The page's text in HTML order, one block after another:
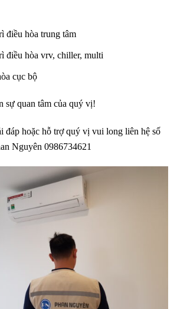
điều hòa trung tâm
điều hòa vrv, chiller, multi
cục bộ
sự quan tâm của quý vị!
đáp hoặc hỗ trợ quý vị vui long liên hệ số
Nguyên 0986734621